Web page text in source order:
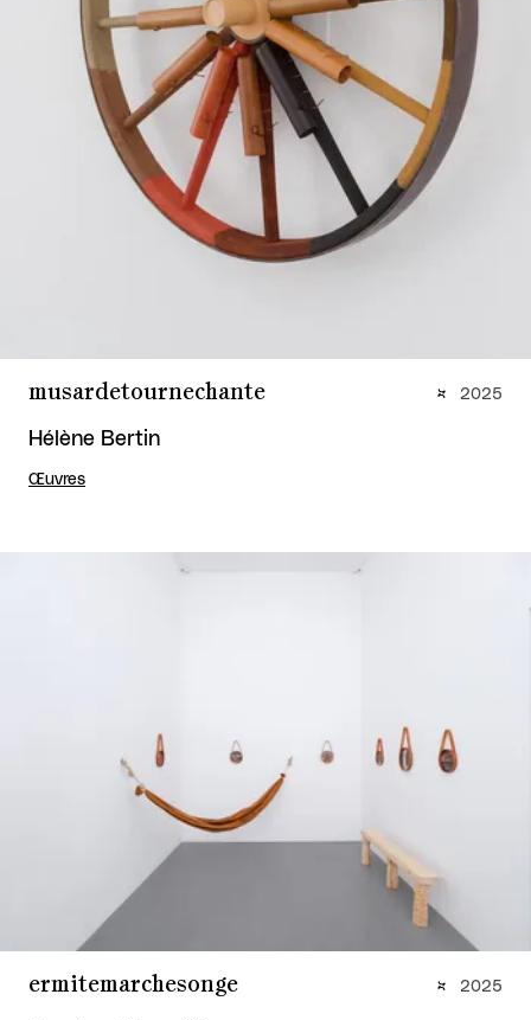
musardetournechante
Hélène Bertin
Œuvres
2025
ermitemarchesonge 2025